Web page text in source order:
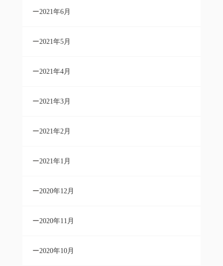
2021年6月
2021年5月
2021年4月
2021年3月
2021年2月
2021年1月
2020年12月
2020年11月
2020年10月